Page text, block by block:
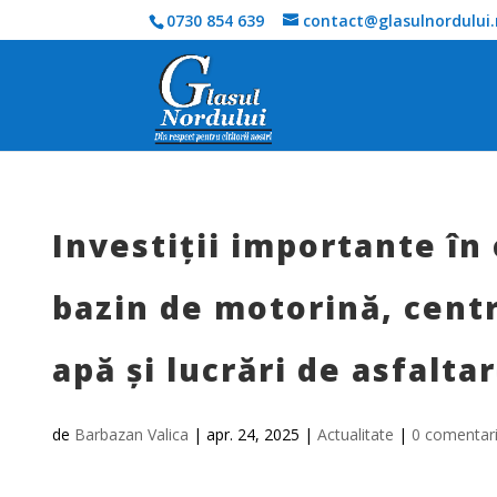
0730 854 639
Investiții importante în
bazin de motorină,
apă și lucrări de
de Barbazan Valica |apr. 24, 2025 |Actualitate | 0